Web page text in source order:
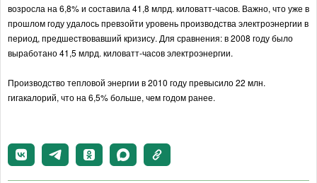
возросла на 6,8% и составила 41,8 млрд. киловатт-часов. Важно, что уже в
прошлом году удалось превзойти уровень производства электроэнергии в
период, предшествовавший кризису. Для сравнения: в 2008 году было
выработано 41,5 млрд. киловатт-часов электроэнергии.
Производство тепловой энергии в 2010 году превысило 22 млн.
гигакалорий, что на 6,5% больше, чем годом ранее.